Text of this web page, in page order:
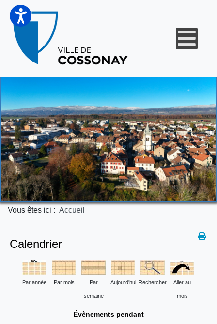
Vous êtes ici : Accueil
Calendrier
Par année Par mois Par
semaine
Aujourd'hui Rechercher Aller au
mois
Évènements pendant